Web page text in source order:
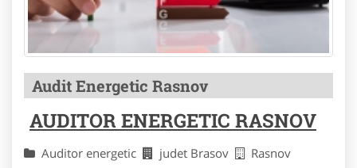
Audit Energetic Rasnov
AUDITOR ENERGETIC RASNOV
Auditor energetic judet Brasov
Rasnov